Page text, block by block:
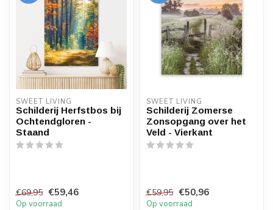
SWEET LIVING
Schilderij Herfstbos bij
Ochtendgloren -
Staand
€69,95 €59,46
Op voorraad
SWEET LIVING
Schilderij Zomerse
Zonsopgang over het
Veld - Vierkant
€59,95 €50,96
Op voorraad